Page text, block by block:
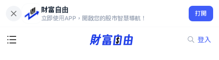
財富自由
立即使用APP，開啟您的股市智慧導航！
打開
登入
13.45
0%